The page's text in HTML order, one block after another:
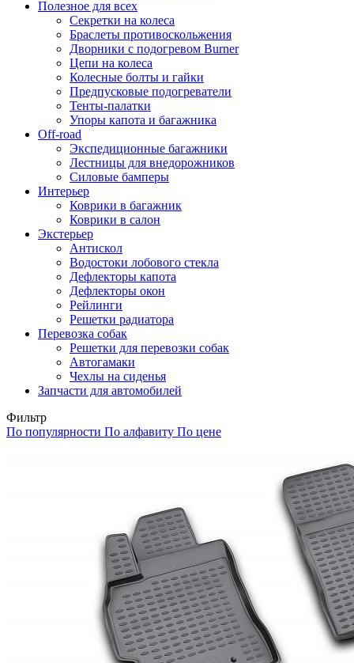
Полезное для всех
Секретки на колеса
Браслеты противоскольжения
Дворники с подогревом Burner
Цепи на колеса
Колесные болты и гайки
Предпусковые подогреватели
Тенты-палатки
Упоры капота и багажника
Off-road
Экспедиционные багажники
Лестницы для внедорожников
Силовые бамперы
Интерьер
Коврики в багажник
Коврики в салон
Экстерьер
Антискол
Водостоки лобового стекла
Дефлекторы капота
Дефлекторы окон
Рейлинги
Решетки радиатора
Перевозка собак
Решетки для перевозки собак
Автогамаки
Чехлы на сиденья
Запчасти для автомобилей
Фильтр
По популярности По алфавиту По цене